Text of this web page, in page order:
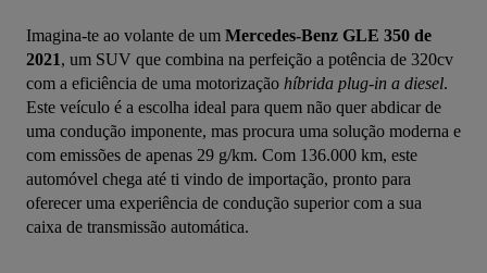
Imagina-te ao volante de um Mercedes-Benz GLE 350 de
2021, um SUV que combina na perfeição a potência de 320cv
com a eficiência de uma motorização híbrida plug-in a diesel.
Este veículo é a escolha ideal para quem não quer abdicar de
uma condução imponente, mas procura uma solução moderna e
com emissões de apenas 29 g/km. Com 136.000 km, este
automóvel chega até ti vindo de importação, pronto para
oferecer uma experiência de condução superior com a sua
caixa de transmissão automática.